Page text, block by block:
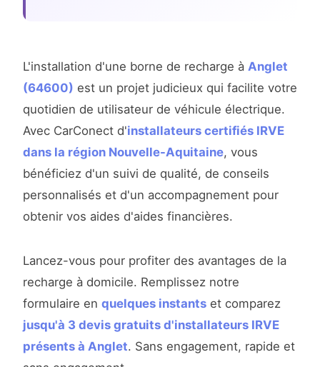
L'installation d'une borne de recharge à Anglet
(64600) est un projet judicieux qui facilite votre
quotidien de utilisateur de véhicule électrique.
Avec CarConect d'installateurs certifiés IRVE
dans la région Nouvelle-Aquitaine, vous
bénéficiez d'un suivi de qualité, de conseils
personnalisés et d'un accompagnement pour
obtenir vos aides d'aides financières.
Lancez-vous pour profiter des avantages de la
recharge à domicile. Remplissez notre
formulaire en quelques instants et comparez
jusqu'à 3 devis gratuits d'installateurs IRVE
présents à Anglet. Sans engagement, rapide et